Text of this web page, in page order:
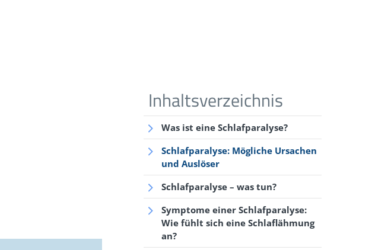
Was ist eine Schlafparalyse?
Schlafparalyse: Mögliche Ursachen
und Auslöser
Schlafparalyse – was tun?
Symptome einer Schlafparalyse:
Wie fühlt sich eine Schlaflähmung
an?